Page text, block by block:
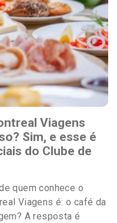
Viagens
Sim, e esse é
do Clube de
quem conhece o
Viagens é: o café da
A resposta é